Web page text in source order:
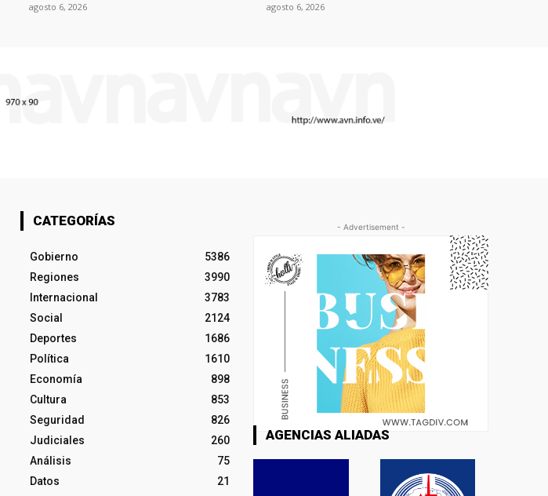
agosto 6, 2026 agosto 6, 2026
CATEGORÍAS
Gobierno
5386
Regiones
3990
Internacional
3783
Social
2124
Deportes
1686
Política
1610
Economía
898
Cultura
853
Seguridad
826
Judiciales
260
Análisis
75
Datos
21
- Advertisement -
AGENCIAS ALIADAS